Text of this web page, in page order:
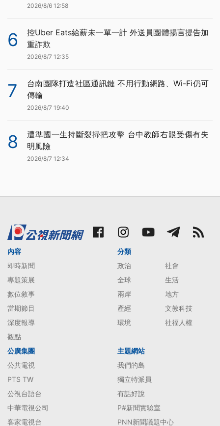
2026/8/6 12:58
6
控Uber Eats給薪未一單一計 外送員團體揚言提告加
重詐欺
2026/8/7 12:35
7
台南團隊打造社區通訊鏈 不用行動網路、Wi-Fi仍可
傳輸
2026/8/7 19:40
8
遭準國一生持斷裂掃把攻擊 台中教師右眼受傷有失
明風險
2026/8/7 12:34
內容
即時新聞
專題策展
數位敘事
當期節目
深度報導
觀點
分類
政治
社會
全球
生活
兩岸
地方
產經
文教科技
環境
社福人權
公廣集團
公共電視
PTS TW
公視台語台
中華電視公司
客家電視台
主題網站
我們的島
獨立特派員
有話好說
P#新聞實驗室
PNN新聞議題中心